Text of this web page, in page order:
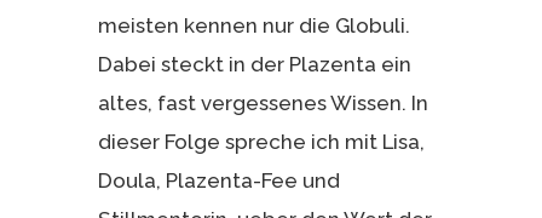
meisten kennen nur die Globuli.
Dabei steckt in der Plazenta ein
altes, fast vergessenes Wissen. In
dieser Folge spreche ich mit Lisa,
Doula, Plazenta-Fee und